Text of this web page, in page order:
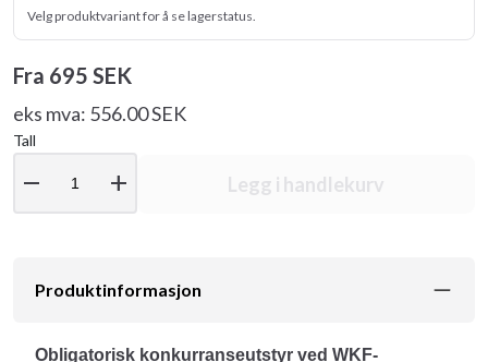
Velg produktvariant for å se lagerstatus.
Fra 695 SEK
eks mva: 556.00 SEK
Tall
remove add Legg i handlekurv
Produktinformasjon
Obligatorisk konkurranseutstyr ved WKF-